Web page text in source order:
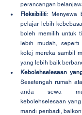
perancangan
Fleksibiliti: Menyewa
pelajar lebih
boleh memilih untuk
lebih mudah, seperti
kolej mereka sambil
yang lebih baik
Kebolehselesaan
Sesetengah rumah
anda sewa
kebolehselesaan
mandi peribadi,